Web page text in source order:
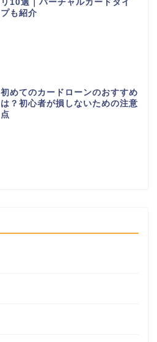
リ10選｜バーチャルカードタイ
プも紹介
初めてのカードローンのおすすめ
は？初心者が損しないための注意
点